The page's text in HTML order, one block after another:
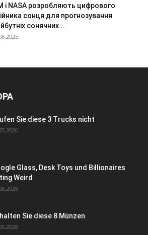
і NASA розробляють цифрового
сонця для прогнозування
сонячних...
Sie diese 3 Trucks nicht
Glass, Desk Toys und Billionaires
Weird
Sie diese 8 Münzen